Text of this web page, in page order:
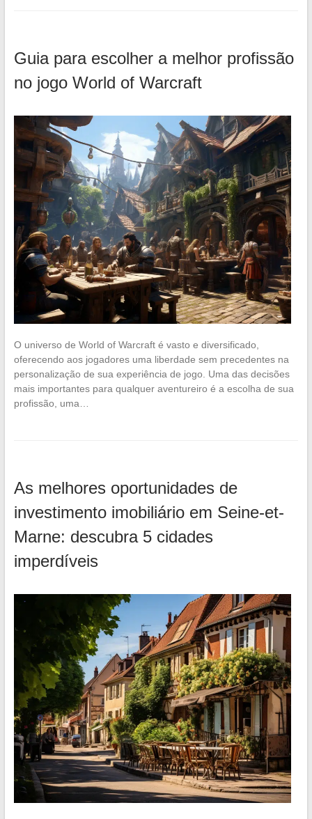
Guia para escolher a melhor profissão
no jogo World of Warcraft
O universo de World of Warcraft é vasto e diversificado,
oferecendo aos jogadores uma liberdade sem precedentes na
personalização de sua experiência de jogo. Uma das decisões
mais importantes para qualquer aventureiro é a escolha de sua
profissão, uma…
As melhores oportunidades de
investimento imobiliário em Seine-et-
Marne: descubra 5 cidades
imperdíveis